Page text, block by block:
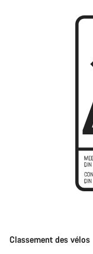
Classement des vélos